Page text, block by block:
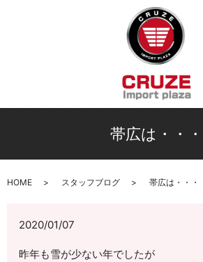
帯広は・・・
HOME スタッフブログ 帯広は・・・
2020/01/07
昨年も雪が少ない年でしたが